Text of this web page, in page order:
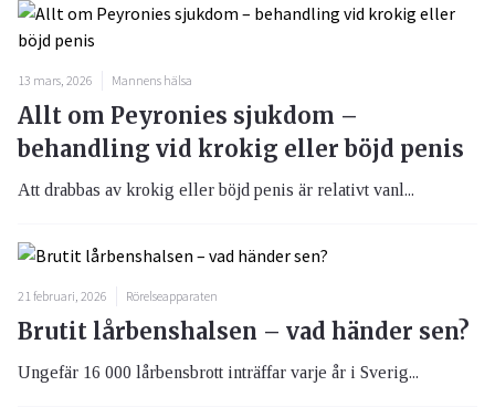
13 mars, 2026 Mannens hälsa
Allt om Peyronies sjukdom –
behandling vid krokig eller böjd penis
Att drabbas av krokig eller böjd penis är relativt vanl...
21 februari, 2026 Rörelseapparaten
Brutit lårbenshalsen – vad händer sen?
Ungefär 16 000 lårbensbrott inträffar varje år i Sverig...